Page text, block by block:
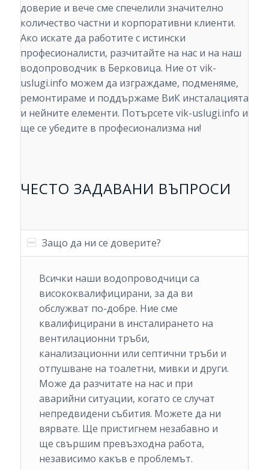
доверие и вече сме спечелили значително
количество частни и корпоративни клиенти.
Ако искате да работите с истински
професионалисти, разчитайте на нас и на наш
водопроводчик в Берковица. Ние от vik-
uslugi.info можем да изграждаме, подменяме,
ремонтираме и поддържаме ВиК инсталацията
и нейните елементи. Потърсете vik-uslugi.info и
ще се убедите в професионализма ни!
ЧЕСТО ЗАДАВАНИ ВЪПРОСИ
Защо да ни се доверите?
Всички наши водопроводчици са
висококвалифицирани, за да ви
обслужват по-добре. Ние сме
квалифицирани в инсталирането на
вентилационни тръби,
канализационни или септични тръби и
отпушване на тоалетни, мивки и други.
Може да разчитате на нас и при
аварийни ситуации, когато се случат
непредвидени събития. Можете да ни
вярвате. Ще пристигнем незабавно и
ще свършим превъзходна работа,
независимо какъв е проблемът.